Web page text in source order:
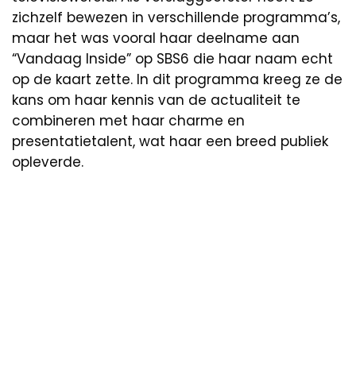
zichzelf bewezen in verschillende programma’s,
maar het was vooral haar deelname aan
“Vandaag Inside” op SBS6 die haar naam echt
op de kaart zette. In dit programma kreeg ze de
kans om haar kennis van de actualiteit te
combineren met haar charme en
presentatietalent, wat haar een breed publiek
opleverde.